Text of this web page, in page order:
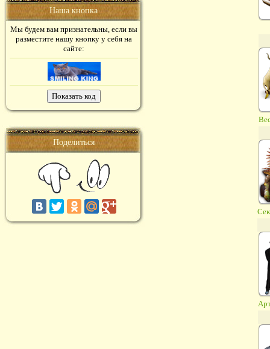
Наша кнопка
Мы будем вам признательны, если вы
разместите нашу кнопку у себя на
сайте:
Поделиться